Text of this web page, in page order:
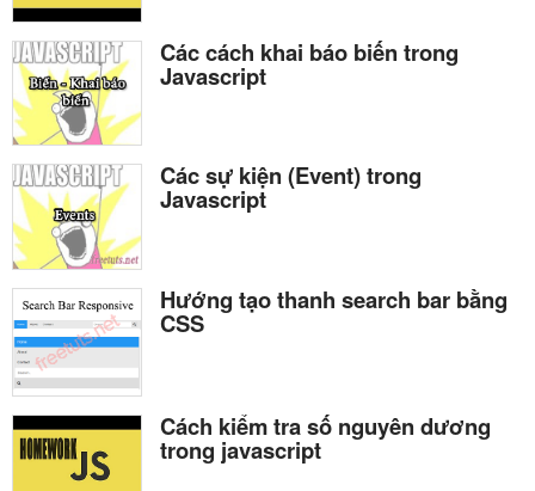
Các cách khai báo biến trong
Javascript
Các sự kiện (Event) trong
Javascript
Hướng tạo thanh search bar bằng
CSS
Cách kiểm tra số nguyên dương
trong javascript